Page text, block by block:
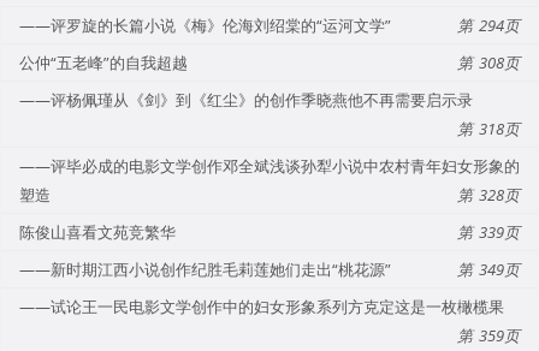
——评罗旋的长篇小说《梅》伦海刘绍棠的“运河文学”
294
公仲“五老峰”的自我超越
308
——评杨佩瑾从《剑》到《红尘》的创作季晓燕他不再需要启示录
318
——评毕必成的电影文学创作邓全斌浅谈孙犁小说中农村青年妇女形象的
塑造
328
陈俊山喜看文苑竞繁华
339
——新时期江西小说创作纪胜毛莉莲她们走出“桃花源”
349
——试论王一民电影文学创作中的妇女形象系列方克定这是一枚橄榄果
359